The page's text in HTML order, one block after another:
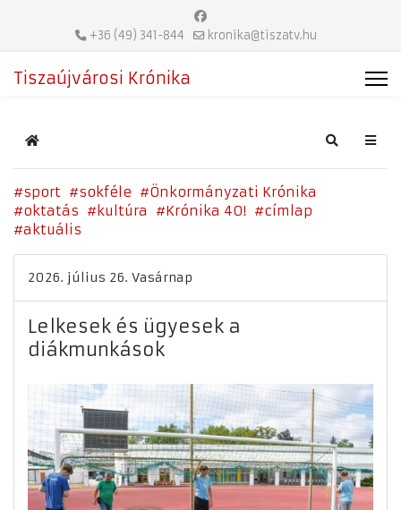
+36 (49) 341-844 kronika@tiszatv.hu
Tiszaújvárosi Krónika
Home Search
sport sokféle
Önkormányzati Krónika
oktatás
kultúra Krónika 40!
címlap
aktuális
2026. július 26. Vasárnap
Lelkesek és ügyesek a
diákmunkások